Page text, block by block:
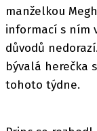
manželkou
informací s ním
důvodů
bývalá herečka
tohoto týdne.